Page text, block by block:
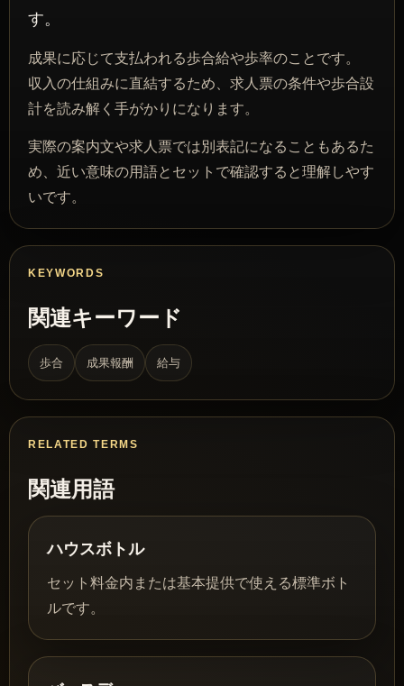
す。
成果に応じて支払われる歩合給や歩率のことです。
収入の仕組みに直結するため、求人票の条件や歩合設
計を読み解く手がかりになります。
実際の案内文や求人票では別表記になることもあるた
め、近い意味の用語とセットで確認すると理解しやす
いです。
KEYWORDS
関連キーワード
歩合 成果報酬 給与
RELATED TERMS
関連用語
ハウスボトル
セット料金内または基本提供で使える標準ボト
ルです。